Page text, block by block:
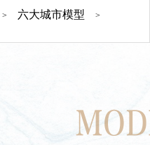
> 六大城市模型 >